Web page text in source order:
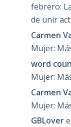
febrero:
de unir
Carmen
Mujer:
word
Mujer:
Carmen
Mujer:
GBLover